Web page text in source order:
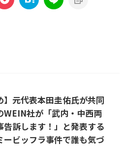
】元代表本田圭佑氏が共同
WEIN社が「武内・中西両
告訴します！」と発表する
ービッフラ事件で誰も気づ